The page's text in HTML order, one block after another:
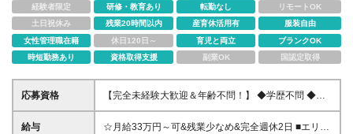
経験者限定
研修・教育あり 転勤なし
リモートOK
土日祝休み
残業20時間以内 産育休活用有
服装自由
女性管理職在籍
休日120日～ 育児と両立
ブランクOK
時短勤務あり
資格取得支援 副業OK 国認定取得
応募資格
【完全未経験大歓迎＆年齢不問！】 ◆学歴不問 ◆第
二新卒、ブランク、無資格の方歓迎 ◆人柄重視の採
用 先輩の80％は未経験からスタートしています！ 学
給与
☆月給33万円～可&残業少なめ&完全週休2日 ■エリア